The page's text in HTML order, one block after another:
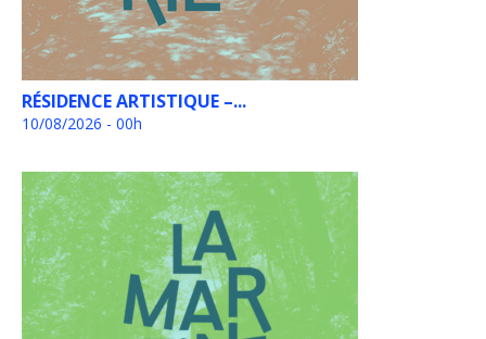
RÉSIDENCE ARTISTIQUE –...
10/08/2026 - 00h